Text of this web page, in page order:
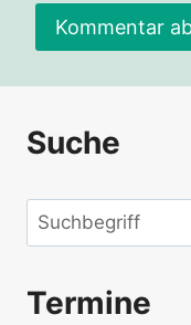
Suche
Suchen
Termine